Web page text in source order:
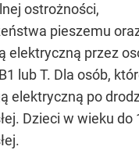
ostrożności,
pieszemu
elektryczną przez
lub T. Dla osób,
elektryczną po
Dzieci w wieku